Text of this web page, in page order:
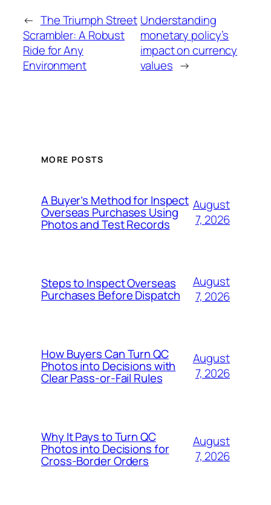
← The Triumph Street
Scrambler: A Robust
Ride for Any
Environment
Understanding
monetary policy’s
impact on currency
values →
MORE POSTS
A Buyer’s Method for Inspect
Overseas Purchases Using
Photos and Test Records
August
7, 2026
Steps to Inspect Overseas
Purchases Before Dispatch
August
7, 2026
How Buyers Can Turn QC
Photos into Decisions with
Clear Pass-or-Fail Rules
August
7, 2026
Why It Pays to Turn QC
Photos into Decisions for
Cross-Border Orders
August
7, 2026